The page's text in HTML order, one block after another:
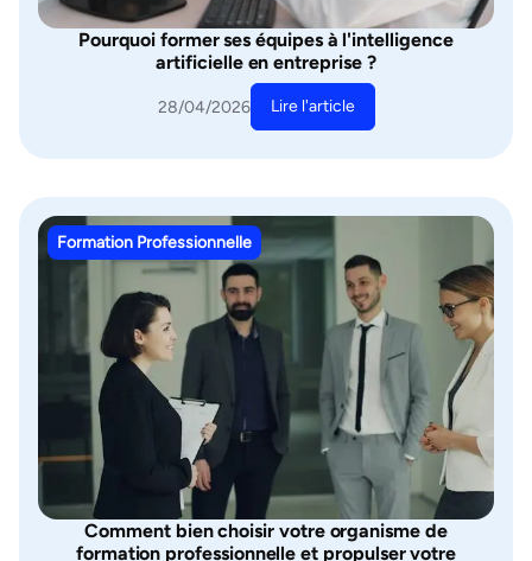
Pourquoi former ses équipes à l'intelligence
artificielle en entreprise ?
28/04/2026 Lire l'article
Formation Professionnelle
Comment bien choisir votre organisme de
formation professionnelle et propulser votre